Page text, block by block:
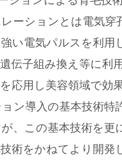
ーションとは電気
い電気パルスを利用
伝子組み換え等に利
応用し美容領域で効
ン導入の基本技術特
、この基本技術を更
術をかねてより開発